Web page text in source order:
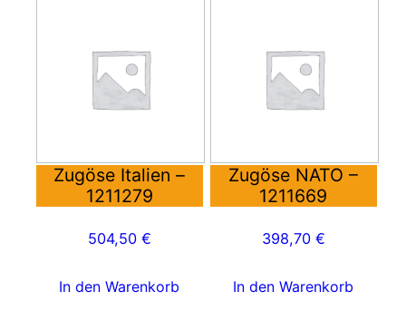
Zugöse Italien –
1211279
504,50 €
In den Warenkorb
Zugöse NATO –
1211669
398,70 €
In den Warenkorb